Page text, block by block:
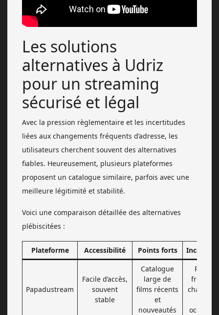
Les solutions
alternatives à Udriz
pour un streaming
sécurisé et légal
Avec la pression règlementaire et les incertitudes
liées aux changements fréquents d’adresse, les
utilisateurs cherchent souvent des alternatives
fiables. Heureusement, plusieurs plateformes
proposent un catalogue similaire, parfois avec une
meilleure légitimité et stabilité.
Voici une comparaison détaillée des alternatives
plébiscitées :
Plateforme Accessibilité Points forts
Papadustream
Facile d’accès,
souvent
stable
Catalogue
large de
films récents
et
nouveautés